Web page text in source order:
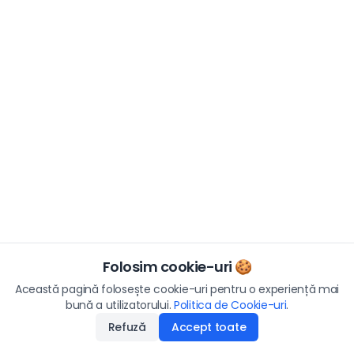
Folosim cookie-uri 🍪
Această pagină folosește cookie-uri pentru o experiență mai
bună a utilizatorului. Politica de Cookie-uri.
Refuză
Accept toate